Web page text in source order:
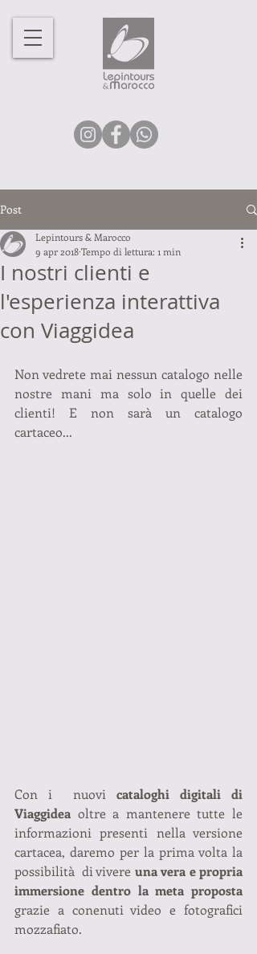
Post
I nostri clienti e
l'esperienza interattiva
con Viaggidea
Lepintours & Marocco
9 apr 2018Tempo di lettura: 1 min
Non vedrete mai nessun catalogo nelle
nostre mani ma solo in quelle dei
clienti! E non sarà un catalogo
cartaceo...
Con i  nuovi cataloghi digitali di
Viaggidea oltre a mantenere tutte le
informazioni presenti nella versione
cartacea, daremo per la prima volta la
possibilità  di vivere una vera e propria
immersione dentro la meta proposta
grazie a conenuti video e fotografici
mozzafiato.